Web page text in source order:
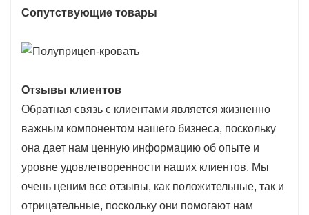
Сопутствующие товары
Отзывы клиентов
Обратная связь с клиентами является жизненно
важным компонентом нашего бизнеса, поскольку
она дает нам ценную информацию об опыте и
уровне удовлетворенности наших клиентов. Мы
очень ценим все отзывы, как положительные, так и
отрицательные, поскольку они помогают нам